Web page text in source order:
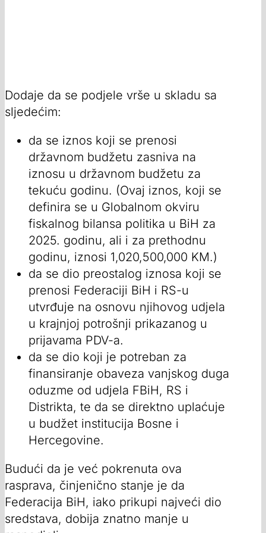
Dodaje da se podjele vrše u skladu sa
sljedećim:
da se iznos koji se prenosi
državnom budžetu zasniva na
iznosu u državnom budžetu za
tekuću godinu. (Ovaj iznos, koji se
definira se u Globalnom okviru
fiskalnog bilansa politika u BiH za
2025. godinu, ali i za prethodnu
godinu, iznosi 1,020,500,000 KM.)
da se dio preostalog iznosa koji se
prenosi Federaciji BiH i RS-u
utvrđuje na osnovu njihovog udjela
u krajnjoj potrošnji prikazanog u
prijavama PDV-a.
da se dio koji je potreban za
finansiranje obaveza vanjskog duga
oduzme od udjela FBiH, RS i
Distrikta, te da se direktno uplaćuje
u budžet institucija Bosne i
Hercegovine.
Budući da je već pokrenuta ova
rasprava, činjenično stanje je da
Federacija BiH, iako prikupi najveći dio
sredstava, dobija znatno manje u